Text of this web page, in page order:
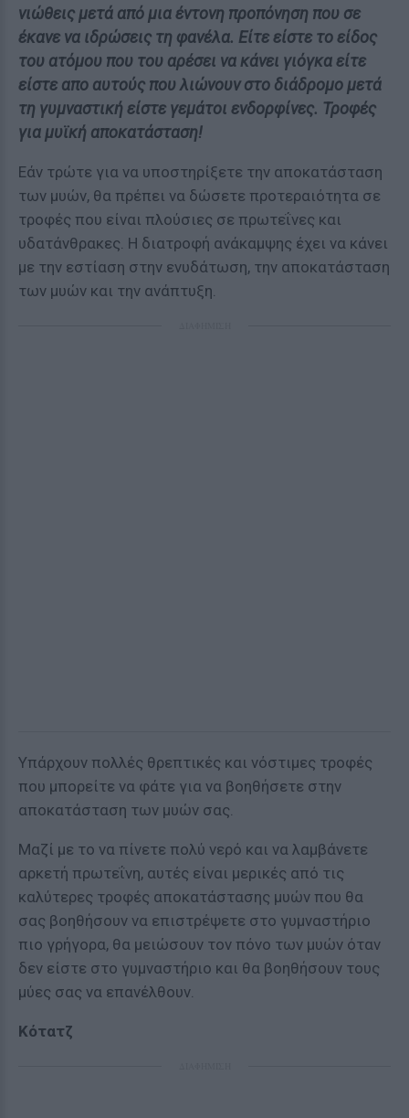
νιώθεις μετά από μια έντονη προπόνηση που σε
έκανε να ιδρώσεις τη φανέλα. Είτε είστε το είδος
του ατόμου που του αρέσει να κάνει γιόγκα είτε
είστε απο αυτούς που λιώνουν στο διάδρομο μετά
τη γυμναστική είστε γεμάτοι ενδορφίνες. Τροφές
για μυϊκή αποκατάσταση!
Εάν τρώτε για να υποστηρίξετε την αποκατάσταση
των μυών, θα πρέπει να δώσετε προτεραιότητα σε
τροφές που είναι πλούσιες σε πρωτεΐνες και
υδατάνθρακες. Η διατροφή ανάκαμψης έχει να κάνει
με την εστίαση στην ενυδάτωση, την αποκατάσταση
των μυών και την ανάπτυξη.
Υπάρχουν πολλές θρεπτικές και νόστιμες τροφές
που μπορείτε να φάτε για να βοηθήσετε στην
αποκατάσταση των μυών σας.
Μαζί με το να πίνετε πολύ νερό και να λαμβάνετε
αρκετή πρωτεΐνη, αυτές είναι μερικές από τις
καλύτερες τροφές αποκατάστασης μυών που θα
σας βοηθήσουν να επιστρέψετε στο γυμναστήριο
πιο γρήγορα, θα μειώσουν τον πόνο των μυών όταν
δεν είστε στο γυμναστήριο και θα βοηθήσουν τους
μύες σας να επανέλθουν.
Κότατζ